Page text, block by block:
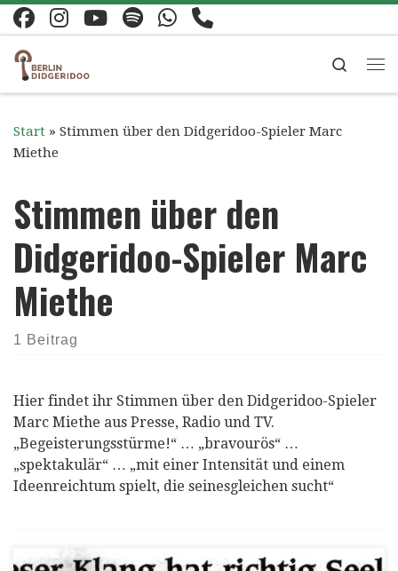
Zum Inhalt springen
Search
Start » Stimmen über den Didgeridoo-Spieler Marc
Miethe
Stimmen über den
Didgeridoo-Spieler Marc
Miethe
1 Beitrag
Hier findet ihr Stimmen über den Didgeridoo-Spieler
Marc Miethe aus Presse, Radio und TV.
„Begeisterungsstürme!“ … „bravourös“ …
„spektakulär“ … „mit einer Intensität und einem
Ideenreichtum spielt, die seinesgleichen sucht“